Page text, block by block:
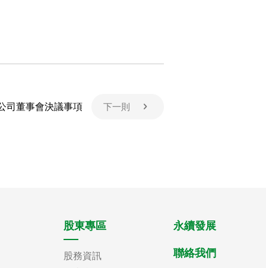
司董事會決議事項 下一則
股東專區
股務資訊
永續發展
聯絡我們